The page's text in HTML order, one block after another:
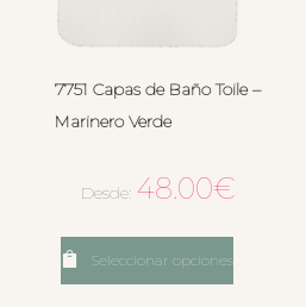
7751 Capas de Baño Toile –
Marinero Verde
Desde: 48.00€
Seleccionar opciones